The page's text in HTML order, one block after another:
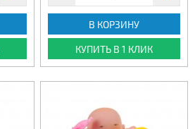
В КОРЗИНУ
КУПИТЬ В 1 КЛИК